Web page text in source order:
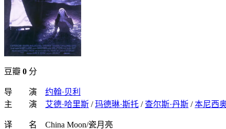
豆瓣 0 分
导 演 约翰·贝利
主 演 艾德·哈里斯 /玛德琳·斯托 /查尔斯·丹斯 /本尼西
译 名 China Moon/瓷月亮